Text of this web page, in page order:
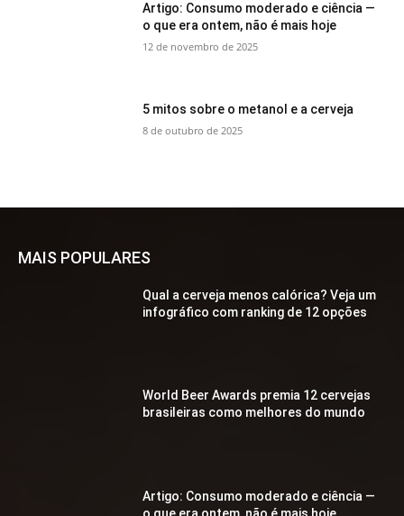
Artigo: Consumo moderado e ciência —
o que era ontem, não é mais hoje
12 de novembro de 2025
5 mitos sobre o metanol e a cerveja
8 de outubro de 2025
MAIS POPULARES
Qual a cerveja menos calórica? Veja um
infográfico com ranking de 12 opções
World Beer Awards premia 12 cervejas
brasileiras como melhores do mundo
Artigo: Consumo moderado e ciência —